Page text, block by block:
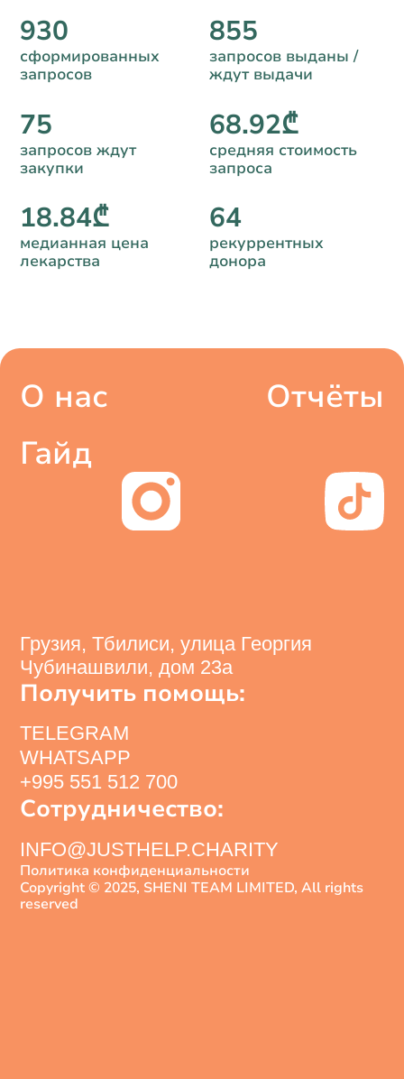
930
сформированных
запросов
855
запросов выданы /
ждут выдачи
75
запросов ждут
закупки
68.92₾
средняя стоимость
запроса
18.84₾
медианная цена
лекарства
64
рекуррентных
донора
О нас
Отчёты
Гайд
Грузия, Тбилиси, улица Георгия
Чубинашвили, дом 23а
Получить помощь:
TELEGRAM
WHATSAPP
+995 551 512 700
Сотрудничество:
INFO@JUSTHELP.CHARITY
Политика конфиденциальности
Copyright © 2025, SHENI TEAM LIMITED, All rights
reserved